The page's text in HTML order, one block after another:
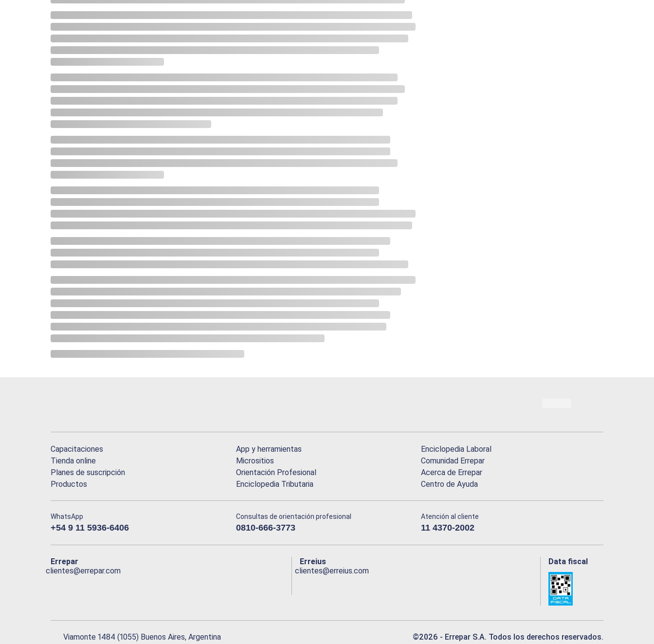
Capacitaciones
Tienda online
Planes de suscripción
Productos
App y herramientas
Micrositios
Orientación Profesional
Enciclopedia Tributaria
Enciclopedia Laboral
Comunidad Errepar
Acerca de Errepar
Centro de Ayuda
WhatsApp
+54 9 11 5936-6406
Consultas de orientación profesional
0810-666-3773
Atención al cliente
11 4370-2002
Errepar
clientes@errepar.com
Erreius
clientes@erreius.com
Data fiscal
Viamonte 1484 (1055) Buenos Aires, Argentina ©2026 - Errepar S.A. Todos los derechos reservados.